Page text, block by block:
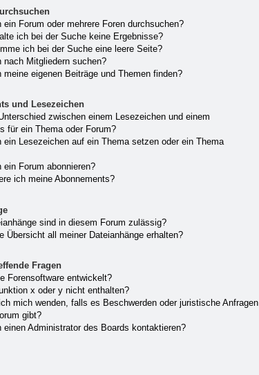
ein Forum oder mehrere Foren durchsuchen?
ich bei der Suche keine Ergebnisse?
ich bei der Suche eine leere Seite?
nach Mitgliedern suchen?
meine eigenen Beiträge und Themen finden?
und Lesezeichen
zwischen einem Lesezeichen und einem
für ein Thema oder Forum?
ein Lesezeichen auf ein Thema setzen oder ein Thema
ein Forum abonnieren?
ich meine Abonnements?
sind in diesem Forum zulässig?
Übersicht all meiner Dateianhänge erhalten?
Fragen
Forensoftware entwickelt?
x oder y nicht enthalten?
mich wenden, falls es Beschwerden oder juristische Anfragen
gibt?
einen Administrator des Boards kontaktieren?